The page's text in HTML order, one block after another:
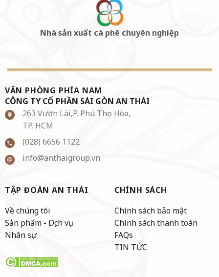
Nhà sản xuất cà phê chuyên nghiệp
VĂN PHÒNG PHÍA NAM
CÔNG TY CỔ PHẦN SÀI GÒN AN THÁI
263 Vườn Lài,P. Phú Thọ Hòa,
TP. HCM
(028) 6656 1122
info@anthaigroup.vn
TẬP ĐOÀN AN THÁI
Về chúng tôi
Sản phẩm - Dịch vụ
Nhân sự
CHÍNH SÁCH
Chính sách bảo mật
Chính sách thanh toán
FAQs
TIN TỨC